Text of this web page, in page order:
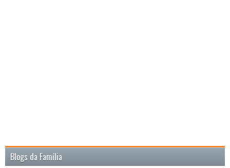
Blogs da Família